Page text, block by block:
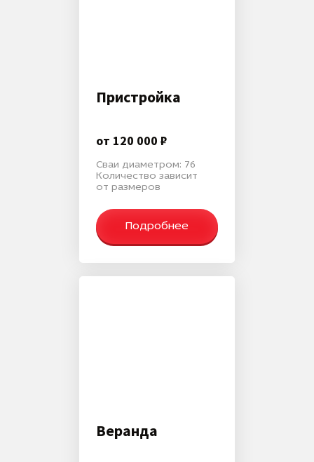
Пристройка
от 120 000 ₽
Сваи диаметром: 76
Количество зависит
от размеров
Подробнее
Веранда